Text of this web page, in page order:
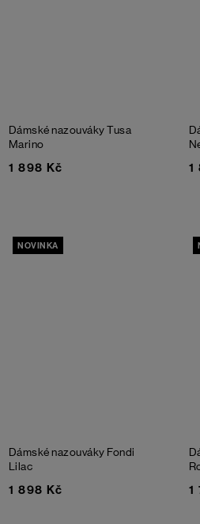
Dámské nazouváky Tusa
Marino
1 898 Kč 1
NOVINKA
Dámské nazouváky Fondi
Lilac
1 898 Kč 1